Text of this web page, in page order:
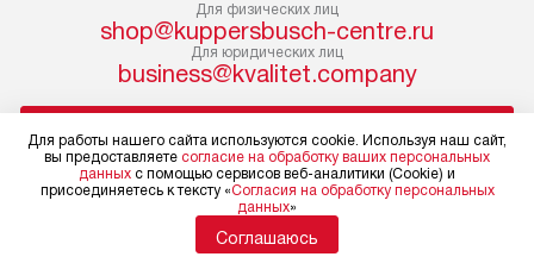
Для физических лиц
shop@kuppersbusch-centre.ru
Для юридических лиц
business@kvalitet.company
Политика конфиденциальности
Условия продажи
Карта сайта
Для работы нашего сайта используются cookie. Используя наш сайт,
вы предоставляете согласие на обработку ваших персональных
данных с помощью сервисов веб-аналитики (Cookie) и
присоединяетесь к тексту «Согласия на обработку персональных
данных»
Соглашаюсь